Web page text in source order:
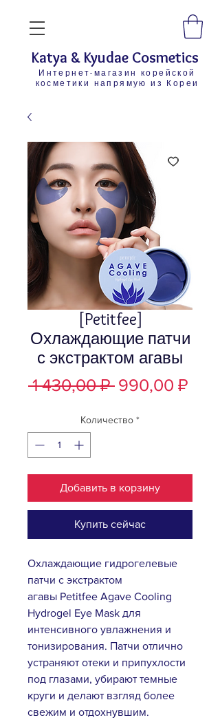
Katya & Kyudae Cosmetics
Интернет-магазин корейской
косметики напрямую из Кореи
[Petitfee]
Охлаждающие патчи
с экстрактом агавы
1 430,00 ₽ Обычная
990,00 ₽
Количество *
Добавить в корзину
Купить сейчас
Охлаждающие гидрогелевые
патчи с экстрактом
агавы Petitfee Agave Cooling
Hydrogel Eye Mask для
интенсивного увлажнения и
тонизирования. Патчи отлично
устраняют отеки и припухлости
под глазами, убирают темные
круги и делают взгляд более
свежим и отдохнувшим.